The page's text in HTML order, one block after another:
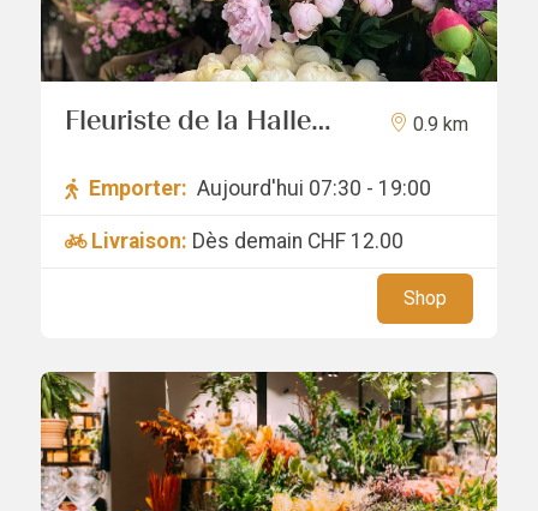
Fleuriste de la Halle
0.9 km
Emporter: Aujourd'hui 07:30 - 19:00
Livraison: Dès demain CHF 12.00
Shop